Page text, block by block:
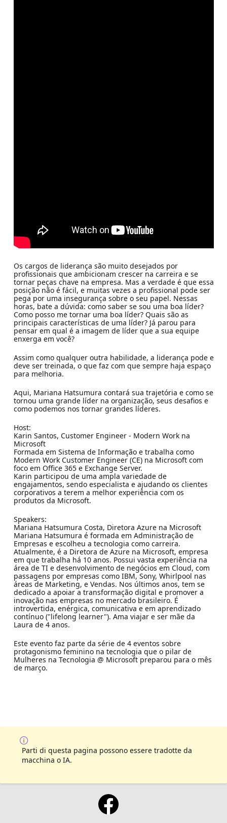
Os cargos de liderança são muito desejados por
profissionais que ambicionam crescer na carreira e se
tornar peças chave na empresa. Mas a verdade é que essa
posição não é fácil, e muitas vezes a profissional pode ser
pega por uma insegurança sobre o seu papel. Nessas
horas, bate a dúvida: como saber se sou uma boa líder?
Como posso me tornar uma boa líder? Quais são as
principais características de uma líder? Já parou para
pensar em qual é a imagem de líder que a sua equipe
enxerga em você?
Assim como qualquer outra habilidade, a liderança pode e
deve ser treinada, o que faz com que sempre haja espaço
para melhoria.
Aqui, Mariana Hatsumura contará sua trajetória e como se
tornou uma grande líder na organização, seus desafios e
como podemos nos tornar grandes líderes.
Host:
Karin Santos, Customer Engineer - Modern Work na
Microsoft
Formada em Sistema de Informação e trabalha como
Modern Work Customer Engineer (CE) na Microsoft com
foco em Office 365 e Exchange Server.
Karin participou de uma ampla variedade de
engajamentos, sendo especialista e ajudando os clientes
corporativos a terem a melhor experiência com os
produtos da Microsoft.
Speakers:
Mariana Hatsumura Costa, Diretora Azure na Microsoft
Mariana Hatsumura é formada em Administração de
Empresas e escolheu a tecnologia como carreira.
Atualmente, é a Diretora de Azure na Microsoft, empresa
em que trabalha há 10 anos. Possui vasta experiência na
área de TI e desenvolvimento de negócios em Cloud, com
passagens por empresas como IBM, Sony, Whirlpool nas
áreas de Marketing, e Vendas. Nos últimos anos, tem se
dedicado a apoiar a transformação digital e promover a
inovação nas empresas no mercado brasileiro. É
introvertida, enérgica, comunicativa e em aprendizado
contínuo ("lifelong learner"). Ama viajar e ser mãe da
Laura de 4 anos.
Este evento faz parte da série de 4 eventos sobre
protagonismo feminino na tecnologia que o pilar de
Mulheres na Tecnologia @ Microsoft preparou para o mês
de março.
Parti di questa pagina possono essere tradotte da
macchina o IA.